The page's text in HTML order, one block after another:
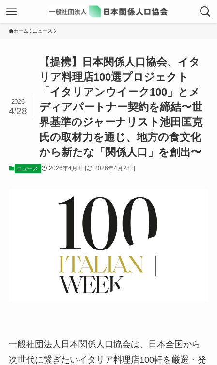
ホーム ニュース
【提携】日本関係人口協会、イタ
リア料理店100選プロジェクト
「イタリアンウイーク100」とメ
ディアパートナー契約を締結〜世
界基準のジャーナリスト池田匡克
氏の取材力を通じ、地方の食文化
から新たな「関係人口」を創出〜
2026
4/28
ニュース 2026年4月3日 2026年4月28日
一般社団法人日本関係人口協会は、日本全国から
次世代に繋ぎたいイタリア料理店100軒を厳選・発